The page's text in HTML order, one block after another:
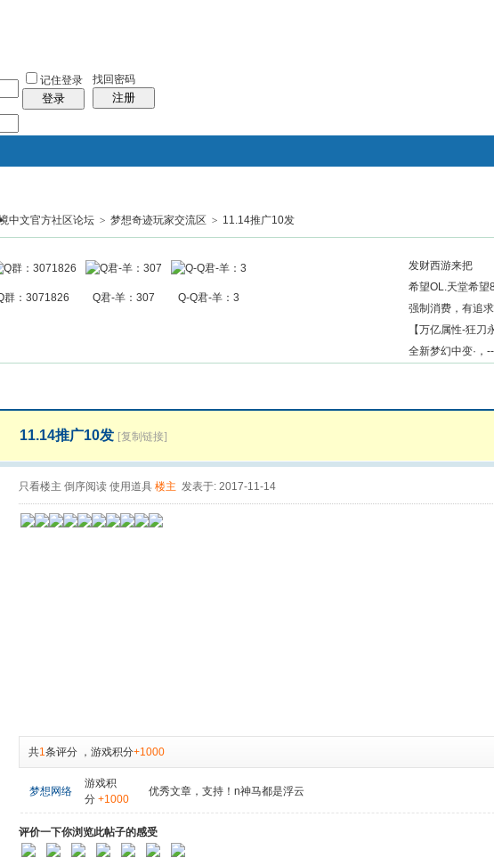
记住登录
登录
找回密码
注册
我的空间
帖子
搜索
中文官方社区论坛 > 梦想奇迹玩家交流区 > 11.14推广10发
群：3071826 Q君-羊：307 Q-Q君-羊：3
发财西游来把
希望OL.天堂希望
强制消费，有追
【万亿属性-狂
全新梦幻中变·，
11.14推广10发 [复制链接]
只看楼主 倒序阅读 使用道具 楼主 发表于: 2017-11-14
共1条评分 ， 游戏积分+1000
梦想网络
游戏积
分 +1000
优秀文章，支持！n神马都是浮云
评价一下你浏览此帖子的感受